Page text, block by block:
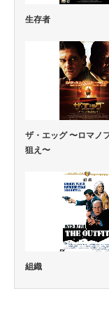
生存者
ザ・エッグ 〜ロマノ
狙え〜
組織